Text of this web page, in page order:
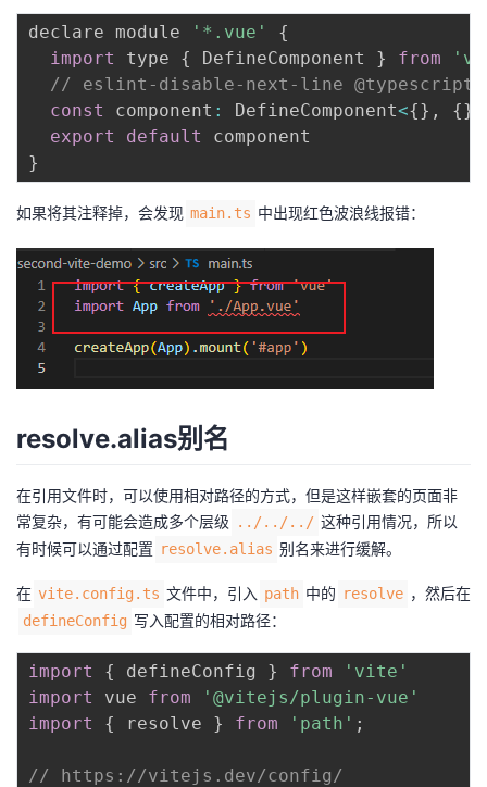
declare module '*.vue'
{
import
type { DefineComponent } from
// eslint-disable-next-line
const
component : DefineComponent<{} , {}
export
default
}
如果将其注释掉，会发现 main.ts 中出现红色波浪线报错：
resolve.alias别名
在引用文件时，可以使用相对路径的方式，但是这样嵌套的页面非
常复杂，有可能会造成多个层级
../../../ 这种引用情况，所以
有时候可以通过配置 resolve.alias 别名来进行缓解。
在 vite.config.ts 文件中，引入 path 中的 resolve ，然后在
defineConfig 写入配置的相对路径：
import { defineConfig } from
'vite'
import
vue from
'@vitejs/plugin-vue'
import
{ resolve } from 'path' ;
// https://vitejs.dev/config/